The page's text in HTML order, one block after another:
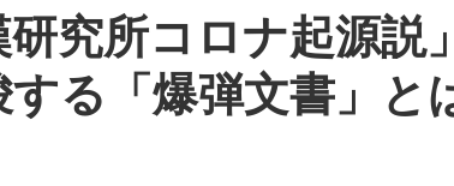
究所コロナ起源説
る「爆弾文書」と